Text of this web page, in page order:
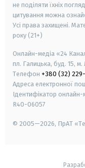
не поділяти їхніх
цитування можна
Усі права захищені.
року (21+)
Онлайн-медіа «24
пл. Галицька, буд. 15, м.
Телефон +380 (32)
Адреса електронної
Ідентифікатор онлайн-
R40-06057
© 2005—2026, ПрАТ